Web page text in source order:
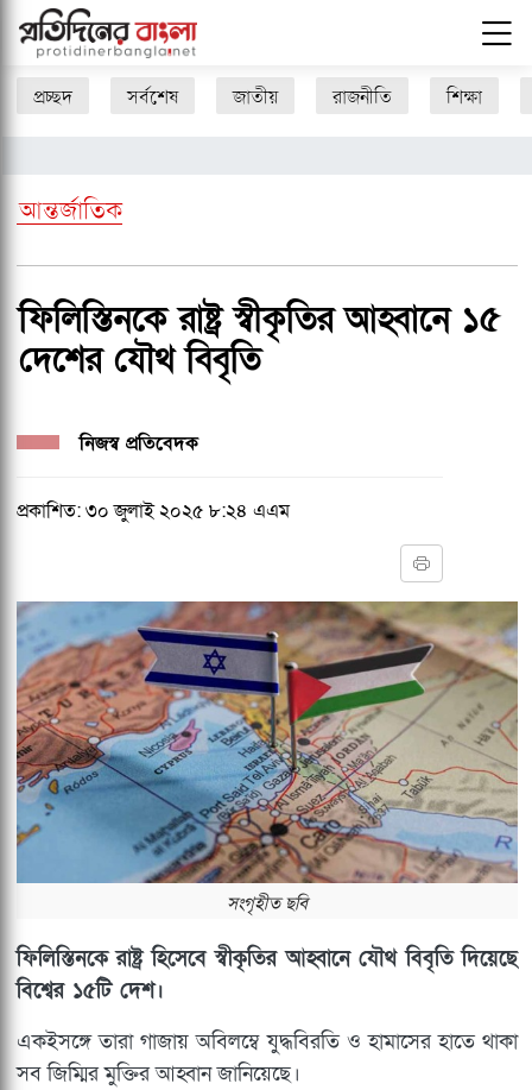
প্রচ্ছদ সর্বশেষ জাতীয় রাজনীতি শিক্ষা
আন্তর্জাতিক
ফিলিস্তিনকে রাষ্ট্র স্বীকৃতির আহ্বানে ১৫
দেশের যৌথ বিবৃতি
নিজস্ব প্রতিবেদক
প্রকাশিত: ৩০ জুলাই ২০২৫ ৮:২৪ এএম
সংগৃহীত ছবি
ফিলিস্তিনকে রাষ্ট্র হিসেবে স্বীকৃতির আহ্বানে যৌথ বিবৃতি দিয়েছে
বিশ্বের ১৫টি দেশ।
একইসঙ্গে তারা গাজায় অবিলম্বে যুদ্ধবিরতি ও হামাসের হাতে থাকা
সব জিম্মির মুক্তির আহ্বান জানিয়েছে।